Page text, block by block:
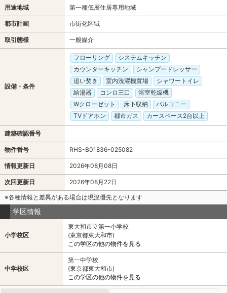
用途地域 第一種低層住居専用地域
都市計画 市街化区域
取引態様 一般媒介
設備・条件
フローリング
システムキッチン
カウンターキッチン
シャンプードレッサー
追い焚き
室内洗濯機置場
シャワートイレ
給湯器
コンロ三口
浴室乾燥機
Wクローゼット
床下収納
バルコニー
TVドアホン
都市ガス カースペース2台以上
建築確認番号
物件番号 RHS-B01836-025082
情報更新日 2026年08月08日
次回更新日
2026年08月22日
※各種情報と差異がある場合は現況優先となります
学区情報
小学校区
東大和市立第一小学校
(東京都東大和市)
この学区の他の物件を見る
中学校区
第一中学校
(東京都東大和市)
この学区の他の物件を見る